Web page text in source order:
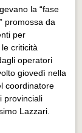
la “fase
promossa da
per
criticità
operatori
giovedì nella
coordinatore
provinciali
Lazzari.